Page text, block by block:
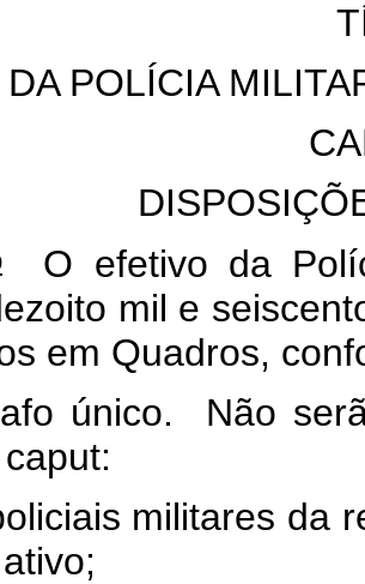
DA POLÍCIA
O efetivo da
mil e
em Quadros,
único. Não
caput:
militares da